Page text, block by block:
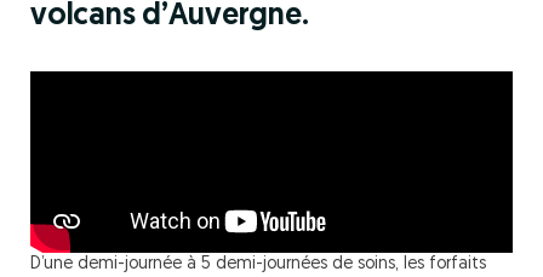
volcans d’Auvergne.
D’une demi-journée à 5 demi-journées de soins, les forfaits